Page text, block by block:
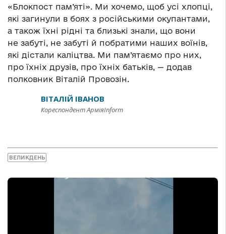
«Блокпост пам’яті». Ми хочемо, щоб усі хлопці,
які загинули в боях з російськими окупантами,
а також їхні рідні та близькі знали, що вони
не забуті, не забуті й побратими наших воїнів,
які дістали каліцтва. Ми пам’ятаємо про них,
про їхніх друзів, про їхніх батьків, — додав
полковник Віталій Провозін.
ВІТАЛІЙ ІВАНОВ
Кореспондент АрміяInform
ВЕЛИКДЕНЬ